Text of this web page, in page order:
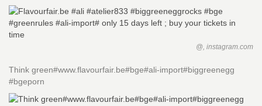
@, instagram.com
Think green#www.flavourfair.be#bge#ali-import#biggreenegg
#bgeporn